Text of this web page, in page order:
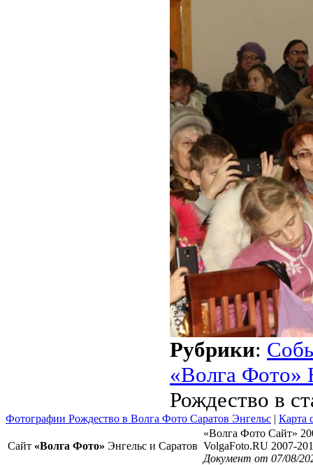
Рубрики:
«Волга Фото»
Рождество в
Фотографии Рождество в Волга Фото Саратов Энгельс | Карта
Сайт «Волга Фото» Энгельс и Саратов
«Волга Фото Сайт»
VolgaFoto.RU 2007-
Документ от 07/08/